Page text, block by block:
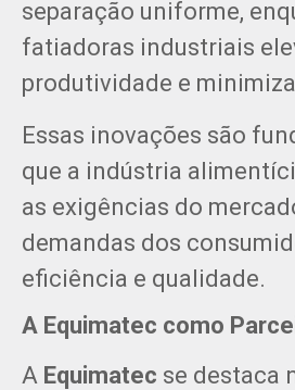
separação uniforme,
fatiadoras industriais
produtividade e
Essas inovações são
que a indústria
as exigências do
demandas dos
eficiência e qualidade.
A Equimatec como
A Equimatec se destaca